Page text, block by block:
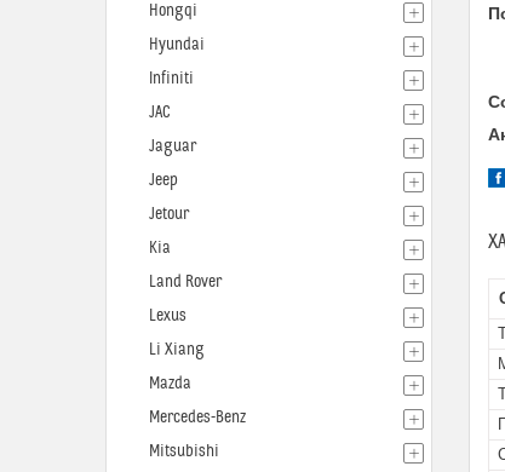
Hongqi
Hyundai
Infiniti
JAC
Jaguar
Jeep
Jetour
Kia
Land Rover
Lexus
Li Xiang
Mazda
Mercedes-Benz
Mitsubishi